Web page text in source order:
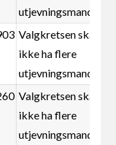
utjevningsmandater
Valgkretsen skal
ikke ha flere
utjevningsmandater
Valgkretsen skal
ikke ha flere
utjevningsmandater